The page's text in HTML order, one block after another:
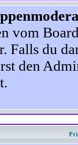
vom
Falls du
den